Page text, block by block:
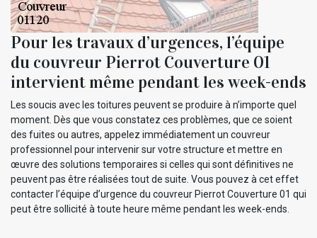
Pour les travaux d’urgences, l’équipe
du couvreur Pierrot Couverture 01
intervient même pendant les week-ends
Les soucis avec les toitures peuvent se produire à n’importe quel
moment. Dès que vous constatez ces problèmes, que ce soient
des fuites ou autres, appelez immédiatement un couvreur
professionnel pour intervenir sur votre structure et mettre en
œuvre des solutions temporaires si celles qui sont définitives ne
peuvent pas être réalisées tout de suite. Vous pouvez à cet effet
contacter l’équipe d’urgence du couvreur Pierrot Couverture 01 qui
peut être sollicité à toute heure même pendant les week-ends.